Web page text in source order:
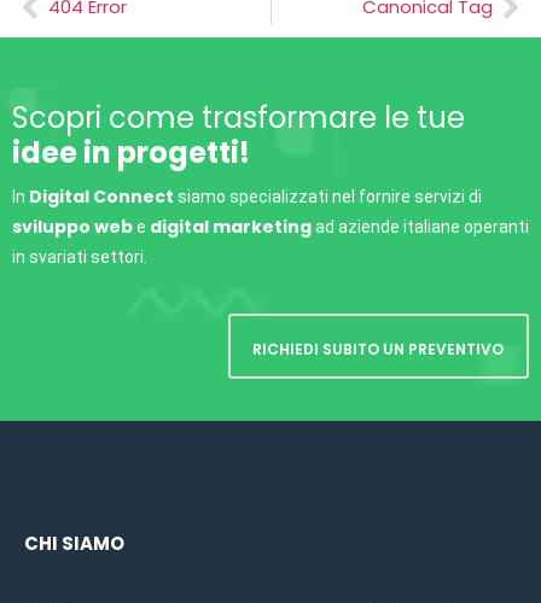
404 Error Canonical Tag
Scopri come trasformare le tue
idee in progetti!
In Digital Connect siamo specializzati nel fornire servizi di
sviluppo webe digital marketingad aziende italiane operanti
in svariati settori.
RICHIEDI SUBITO UN PREVENTIVO
CHI SIAMO